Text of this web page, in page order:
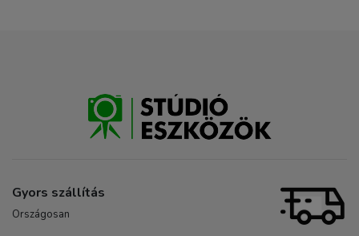
Gyors szállítás
Országosan